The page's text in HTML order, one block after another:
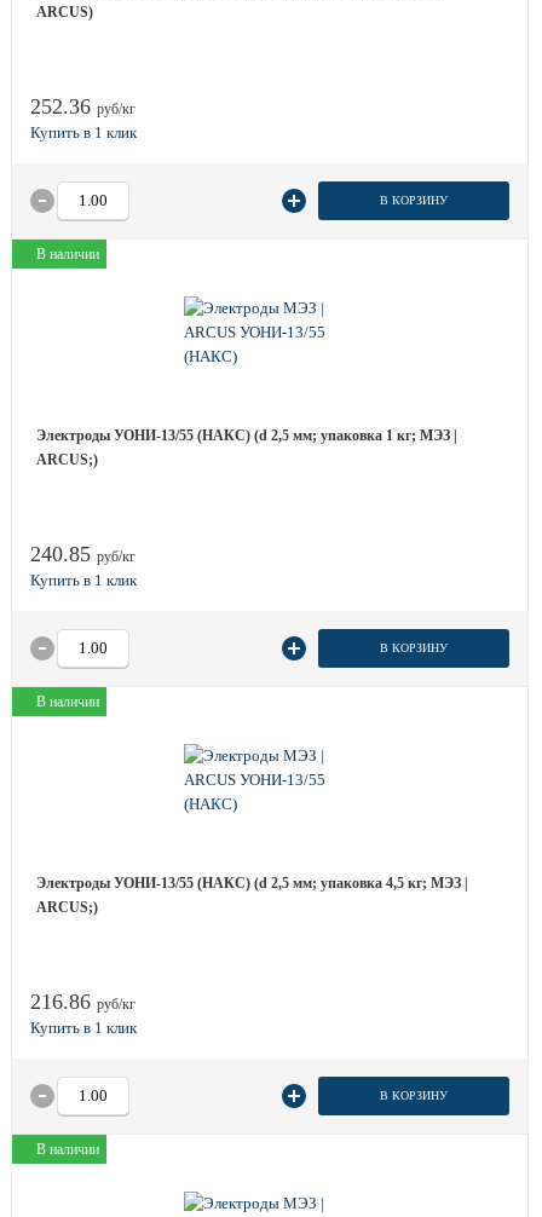
ARCUS)
252.36 руб/кг
В КОРЗИНУ
В наличии
Электроды УОНИ-13/55 (НАКС) (d 2,5 мм; упаковка 1 кг; МЭЗ |
ARCUS;)
240.85 руб/кг
В КОРЗИНУ
В наличии
Электроды УОНИ-13/55 (НАКС) (d 2,5 мм; упаковка 4,5 кг; МЭЗ |
ARCUS;)
216.86 руб/кг
В КОРЗИНУ
В наличии